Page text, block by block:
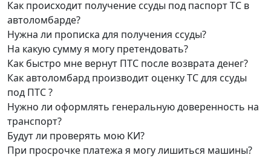
Как происходит получение ссуды под паспорт ТС в
автоломбарде?
Нужна ли прописка для получения ссуды?
На какую сумму я могу претендовать?
Как быстро мне вернут ПТС после возврата денег?
Как автоломбард производит оценку ТС для ссуды
под ПТС ?
Нужно ли оформлять генеральную доверенность на
транспорт?
Будут ли проверять мою КИ?
При просрочке платежа я могу лишиться машины?